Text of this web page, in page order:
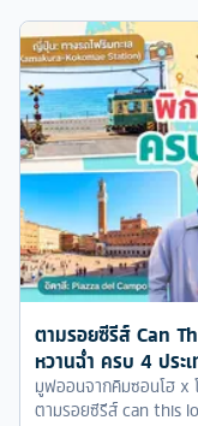
ตามรอยซีรีส์ Can
หวานฉ่ำ ครบ 4 ประ
มูฟออนจากคิมซอนโฮ x
ตามรอยซีรีส์ can this